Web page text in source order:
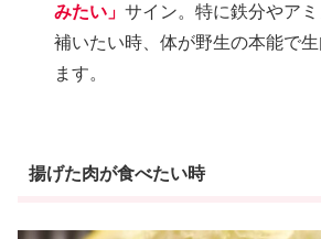
みたい」サイン。特に鉄分やア
補いたい時、体が野生の本能で
ます。
揚げた肉が食べたい時